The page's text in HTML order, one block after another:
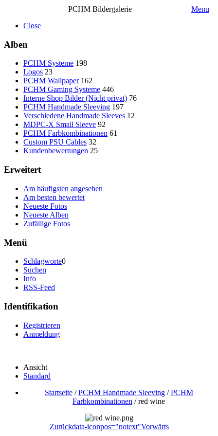
PCHM Bildergalerie
Menu
Close
Alben
PCHM Systeme 198
Logos 23
PCHM Wallpaper 162
PCHM Gaming Systeme 446
Interne Shop Bilder (Nicht privat) 76
PCHM Handmade Sleeving 197
Verschiedene Handmade Sleeves 12
MDPC-X Small Sleeve 92
PCHM Farbkombinationen 61
Custom PSU Cables 32
Kundenbewertungen 25
Erweitert
Am häufigsten angesehen
Am besten bewertet
Neueste Fotos
Neueste Alben
Zufällige Fotos
Menü
Schlagworte0
Suchen
Info
RSS-Feed
Identifikation
Registrieren
Anmeldung
Ansicht
Standard
Startseite/PCHM Handmade Sleeving/PCHM
Farbkombinationen /red wine
Zurückdata-iconpos="notext"Vorwärts